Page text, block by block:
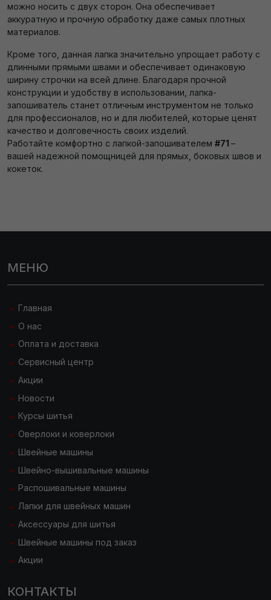
можно носить с двух сторон. Она обеспечивает
аккуратную и прочную обработку даже самых плотных
материалов.
Кроме того, данная лапка значительно упрощает работу с
длинными прямыми швами и обеспечивает одинаковую
ширину строчки на всей длине. Благодаря прочной
конструкции и удобству в использовании, лапка-
запошиватель станет отличным инструментом не только
для профессионалов, но и для любителей, которые ценят
качество и долговечность своих изделий.
Работайте комфортно с лапкой-запошивателем #71 –
вашей надежной помощницей для прямых, боковых швов и
кокеток.
МЕНЮ
Главная
О нас
Оплата и доставка
Сервисный центр
Акции
Новости
Курсы шитья
Оверлоки и коверлоки
Швейные машины
Швейно-вышивальные машины
Распошивальные машины
Лапки для швейных машин
Аксессуары для шитья
Швейные машины под заказ
Акции
КОНТАКТЫ